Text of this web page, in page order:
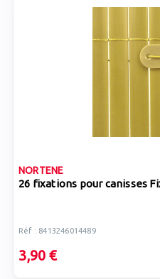
NORTENE
26 fixations pour canisses
Réf : 8413246014489
3,90 €